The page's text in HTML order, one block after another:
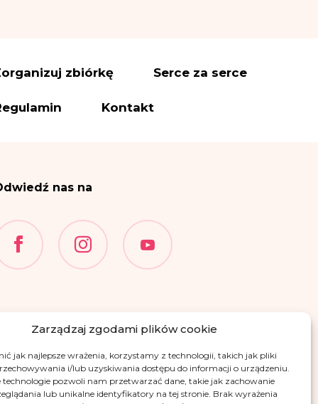
Zarządzaj zgodami plików cookie
jak najlepsze wrażenia, korzystamy z technologii, takich jak pliki
i/lub uzyskiwania dostępu do informacji o urządzeniu.
technologie pozwoli nam przetwarzać dane, takie jak zachowanie
lub unikalne identyfikatory na tej stronie. Brak wyrażenia
podstawie przepisów
z newslettera
w punktach
ograniczenia
danych.
Osobowych, w
o ochronie
zbiórkę Serce za serce
Kontakt
nas na